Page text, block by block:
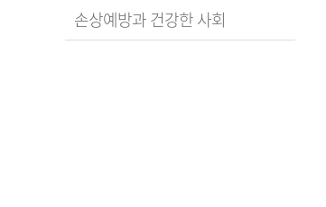
손상예방과 건강한 사회